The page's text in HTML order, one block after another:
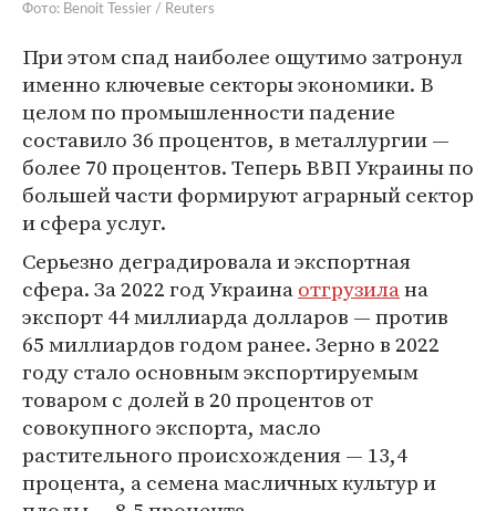
Фото: Benoit Tessier / Reuters
При этом спад наиболее ощутимо затронул
именно ключевые секторы экономики. В
целом по промышленности падение
составило 36 процентов, в металлургии —
более 70 процентов. Теперь ВВП Украины по
большей части формируют аграрный сектор
и сфера услуг.
Серьезно деградировала и экспортная
сфера. За 2022 год Украинаотгрузилана
экспорт 44 миллиарда долларов — против
65 миллиардов годом ранее. Зерно в 2022
году стало основным экспортируемым
товаром с долей в 20 процентов от
совокупного экспорта, масло
растительного происхождения — 13,4
процента, а семена масличных культур и